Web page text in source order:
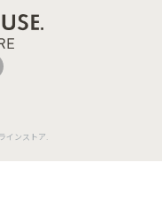
インストア.